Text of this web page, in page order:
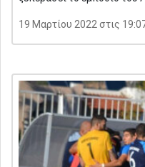
19 Μαρτίου 2022 στις